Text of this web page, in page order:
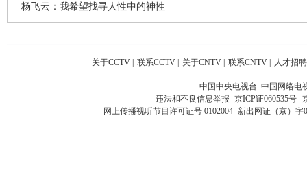
杨飞云：我希望找寻人性中的神性
关于CCTV 联系CCTV 关于CNTV 联系CNTV 人才招聘
中国中央电视台 中国网络电
违法和不良信息举报 京ICP证060535号
网上传播视听节目许可证号 0102004 新出网证（京）